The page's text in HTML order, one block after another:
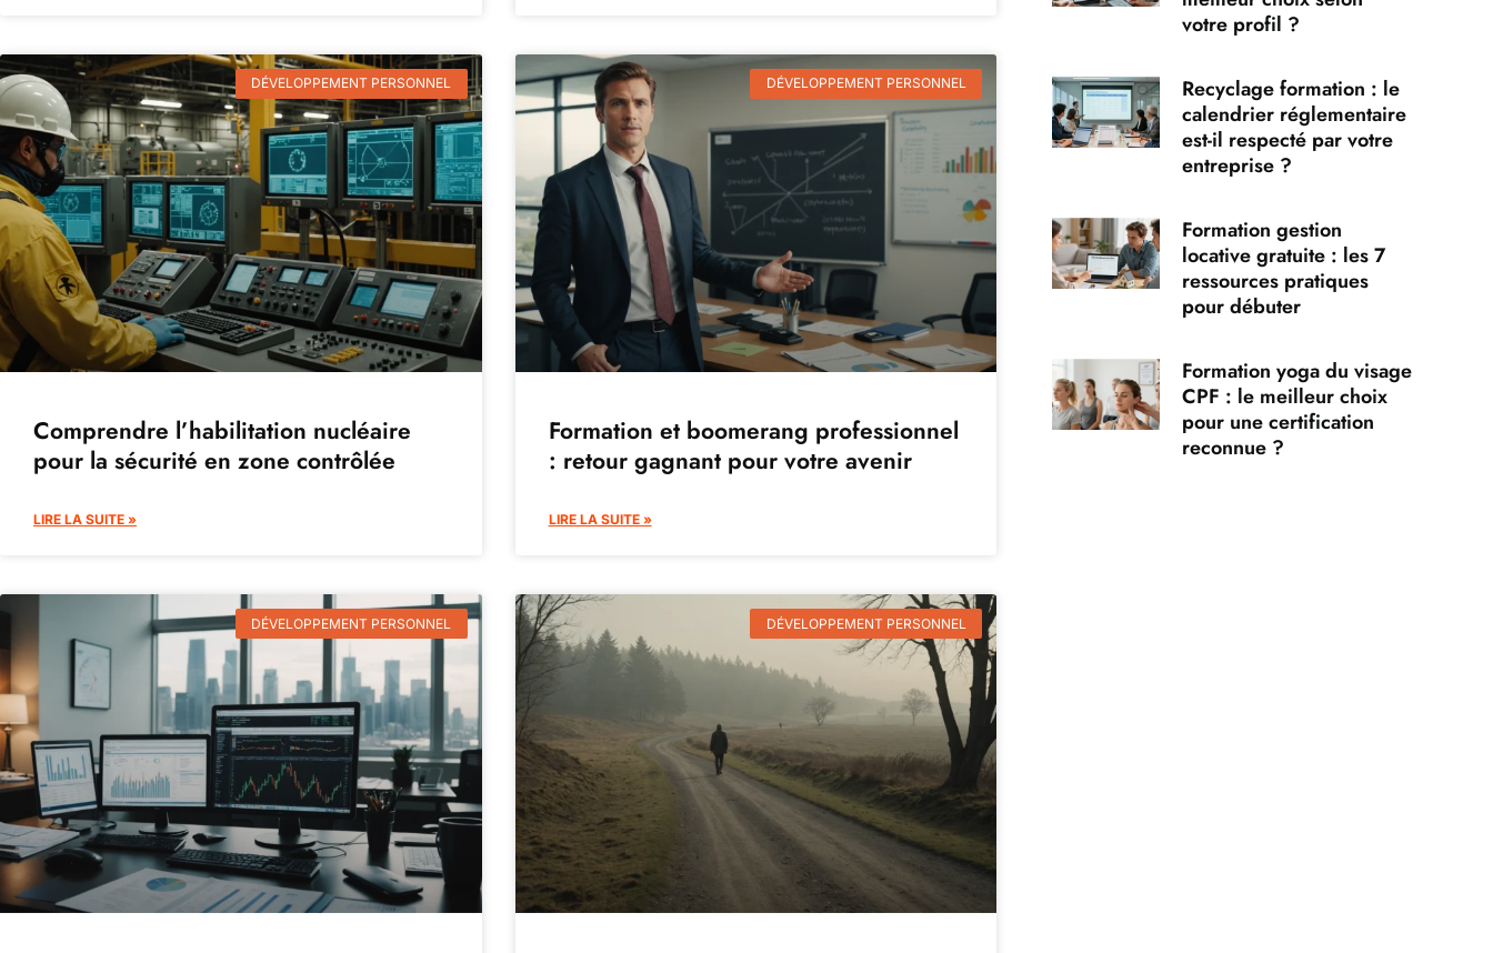
DÉVELOPPEMENT PERSONNEL
Comprendre l’habilitation nucléaire
pour la sécurité en zone contrôlée
LIRE LA SUITE »
DÉVELOPPEMENT PERSONNEL
Formation et boomerang professionnel
: retour gagnant pour votre avenir
LIRE LA SUITE »
DÉVELOPPEMENT PERSONNEL DÉVELOPPEMENT PERSONNEL
votre profil ?
Recyclage formation : le
calendrier réglementaire
est-il respecté par votre
entreprise ?
Formation gestion
locative gratuite : les 7
ressources pratiques
pour débuter
Formation yoga du visage
CPF : le meilleur choix
pour une certification
reconnue ?